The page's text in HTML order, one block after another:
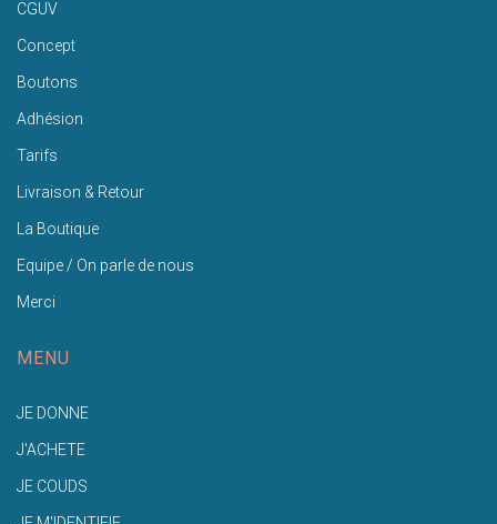
CGUV
Concept
Boutons
Adhésion
Tarifs
Livraison & Retour
La Boutique
Equipe / On parle de nous
Merci
MENU
JE DONNE
J'ACHETE
JE COUDS